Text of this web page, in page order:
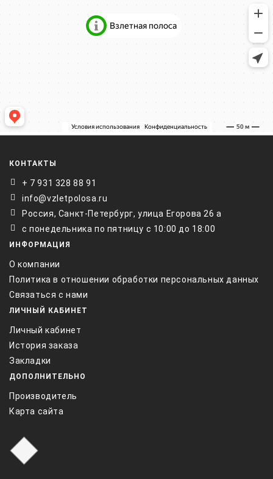
КОНТАКТЫ
+ 7 931 328 88 91
info@vzletpolosa.ru
Россия, Санкт-Петербург, улица Егорова 26 а
с понедельника по пятницу с 10:00 до 18:00
ИНФОРМАЦИЯ
О компании
Политика в отношении обработки персональных данных
Связаться с нами
ЛИЧНЫЙ КАБИНЕТ
Личный кабинет
История заказа
Закладки
ДОПОЛНИТЕЛЬНО
Производитель
Карта сайта